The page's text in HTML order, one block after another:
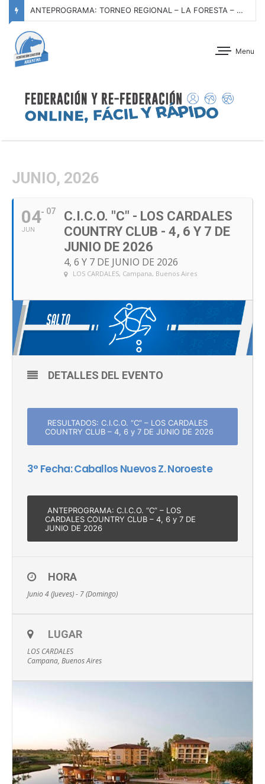
ANTEPROGRAMA: TORNEO REGIONAL – LA FORESTA – 11 AL 13 DE SEPTIEMBRE DE 2026
Menu
JUNIO, 2026
04
JUN
07
C.I.C.O. "C" - LOS CARDALES
COUNTRY CLUB - 4, 6 Y 7 DE
JUNIO DE 2026
4, 6 Y 7 DE JUNIO DE 2026
LOS CARDALES, Campana, Buenos Aires
DETALLES DEL EVENTO
RESULTADOS: C.I.C.O. “C” – LOS CARDALES
COUNTRY CLUB – 4, 6 y 7 DE JUNIO DE 2026
3° Fecha: Caballos Nuevos Z. Noroeste
ANTEPROGRAMA: C.I.C.O. “C” – LOS
CARDALES COUNTRY CLUB – 4, 6 y 7 DE
JUNIO DE 2026
HORA
Junio 4 (Jueves) - 7 (Domingo)
LUGAR
LOS CARDALES
Campana, Buenos Aires